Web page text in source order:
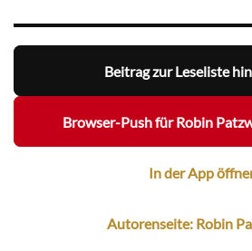
Beitrag zur Leseliste
Browser-Push für Robin
In der App
Autorenseite: Robin